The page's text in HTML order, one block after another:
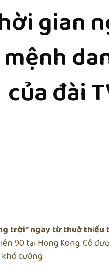
gian
của đài
trời” ngay từ thuở thiếu
90 tại Hong Kong. Cô
cưỡng.